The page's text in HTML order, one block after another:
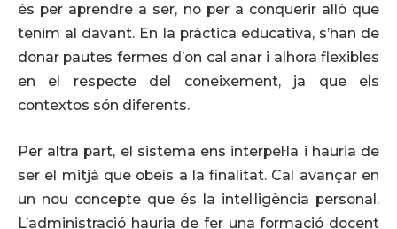
és per aprendre a ser, no per a conquerir allò que
tenim al davant. En la pràctica educativa, s’han de
donar pautes fermes d’on cal anar i alhora flexibles
en el respecte del coneixement, ja que els
contextos són diferents.
Per altra part, el sistema ens interpel·la i hauria de
ser el mitjà que obeís a la finalitat. Cal avançar en
un nou concepte que és la intel·ligència personal.
L’administració hauria de fer una formació docent